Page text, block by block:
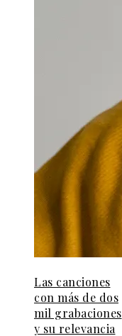
Las canciones
con más de dos
mil grabaciones
y su relevancia